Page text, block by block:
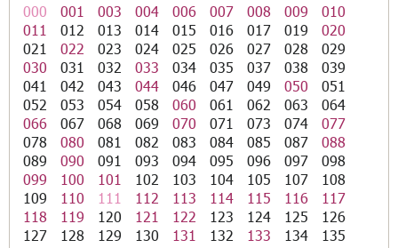
000
001 003 004 006 007 008 009
010
011
012 013 014 015 016 017 019
020
021
022 023 024 025 026 027 028
029
030
031 032 033 034 035 037 038
039
041
042 043 044 046 047 049 050
051
052
053 054 058 060 061 062 063
064
066
067 068 069 070 071 073 074
077
078
080 081 082 083 084 085 087
088
089
090 091 093 094 095 096 097
098
099
100 101 102 103 104 105 107
108
109
110 111 112 113 114 115 116
117
118
119 120 121 122 123 124 125
126
127
128 129 130 131 132 133 134
135